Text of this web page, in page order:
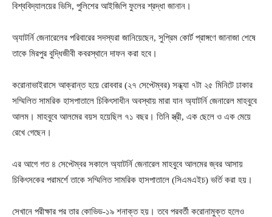
বিশ্ববিদ্যালয়ের ভিসি, পুলিশের আইজিপি ফুলের শ্রদ্ধা জানান।
অ্যাটর্নি জেনারেলের পরিবারের সদস্যরা জানিয়েছেন, সুপ্রিম কোর্ট প্রাঙ্গণে জানাজা শেষে
তাকে মিরপুর বুদ্ধিজীবী কবরস্থানে দাফন করা হবে।
করোনাভাইরাসে আক্রান্ত হয়ে রোববার (২৭ সেপ্টেম্বর) সন্ধ্যা ৭টা ২৫ মিনিটে ঢাকার
সম্মিলিত সামরিক হাসপাতালে চিকিৎসাধীন অবস্থায় মারা যান অ্যাটর্নি জেনারেল মাহবুবে
আলম। মাহবুবে আলমের বয়স হয়েছিল ৭১ বছর। তিনি স্ত্রী, এক ছেলে ও এক মেয়ে
রেখে গেছেন।
এর আগে গত ৪ সেপ্টেম্বর সকালে অ্যাটর্নি জেনারেল মাহবুবে আলমের জ্বর আসায়
চিকিৎসকের পরামর্শে তাকে সম্মিলিত সামরিক হাসপাতালে (সিএমএইচ) ভর্তি করা হয়।
সেখানে পরীক্ষার পর তার কোভিড-১৯ শনাক্ত হয়। তবে পরবর্তী করোনামুক্ত হলেও